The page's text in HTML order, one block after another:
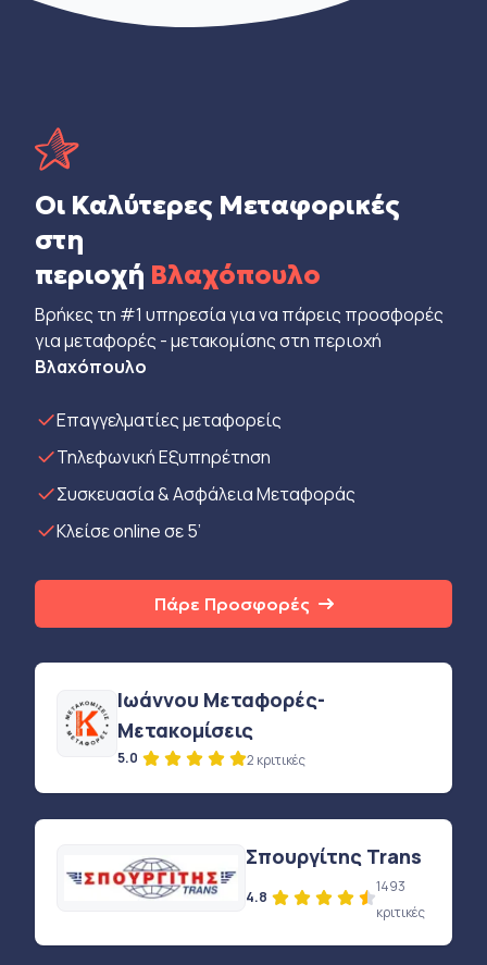
Οι Καλύτερες Μεταφορικές
στη
περιοχή Βλαχόπουλο
Βρήκες τη #1 υπηρεσία για να πάρεις προσφορές
για μεταφορές - μετακομίσης στη περιοχή
Βλαχόπουλο
Eπαγγελματίες μεταφορείς
Τηλεφωνική Εξυπηρέτηση
Συσκευασία & Ασφάλεια Μεταφοράς
Κλείσε online σε 5’
Πάρε Προσφορές
Ιωάννου Μεταφορές-
Μετακομίσεις
5.0 2 κριτικές
Σπουργίτης Trans
4.8
1493
κριτικές